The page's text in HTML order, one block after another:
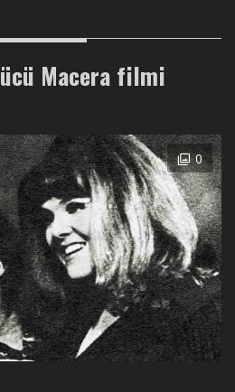
Macera filmi
0